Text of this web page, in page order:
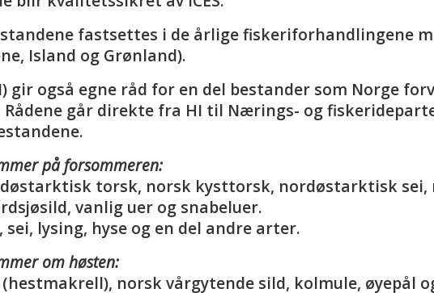
fastsettes i de årlige fiskeriforhandlingene
Island og Grønland).
også egne råd for en del bestander som Norge
Rådene går direkte fra HI til Nærings- og
på forsommeren:
torsk, norsk kysttorsk, nordøstarktisk
vanlig uer og snabeluer.
lysing, hyse og en del andre arter.
om høsten:
norsk vårgytende sild, kolmule, øyepål